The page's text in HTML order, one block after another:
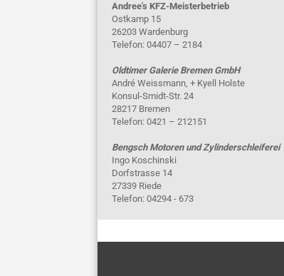
Andree's KFZ-Meisterbetrieb
Ostkamp 15
26203 Wardenburg
Telefon: 04407 – 2184
Oldtimer Galerie Bremen GmbH
André Weissmann, + Kyell Holste
Konsul-Smidt-Str. 24
28217 Bremen
Telefon: 0421 – 212151
Bengsch Motoren und Zylinderschleiferei
Ingo Koschinski
Dorfstrasse 14
27339 Riede
Telefon: 04294 - 673